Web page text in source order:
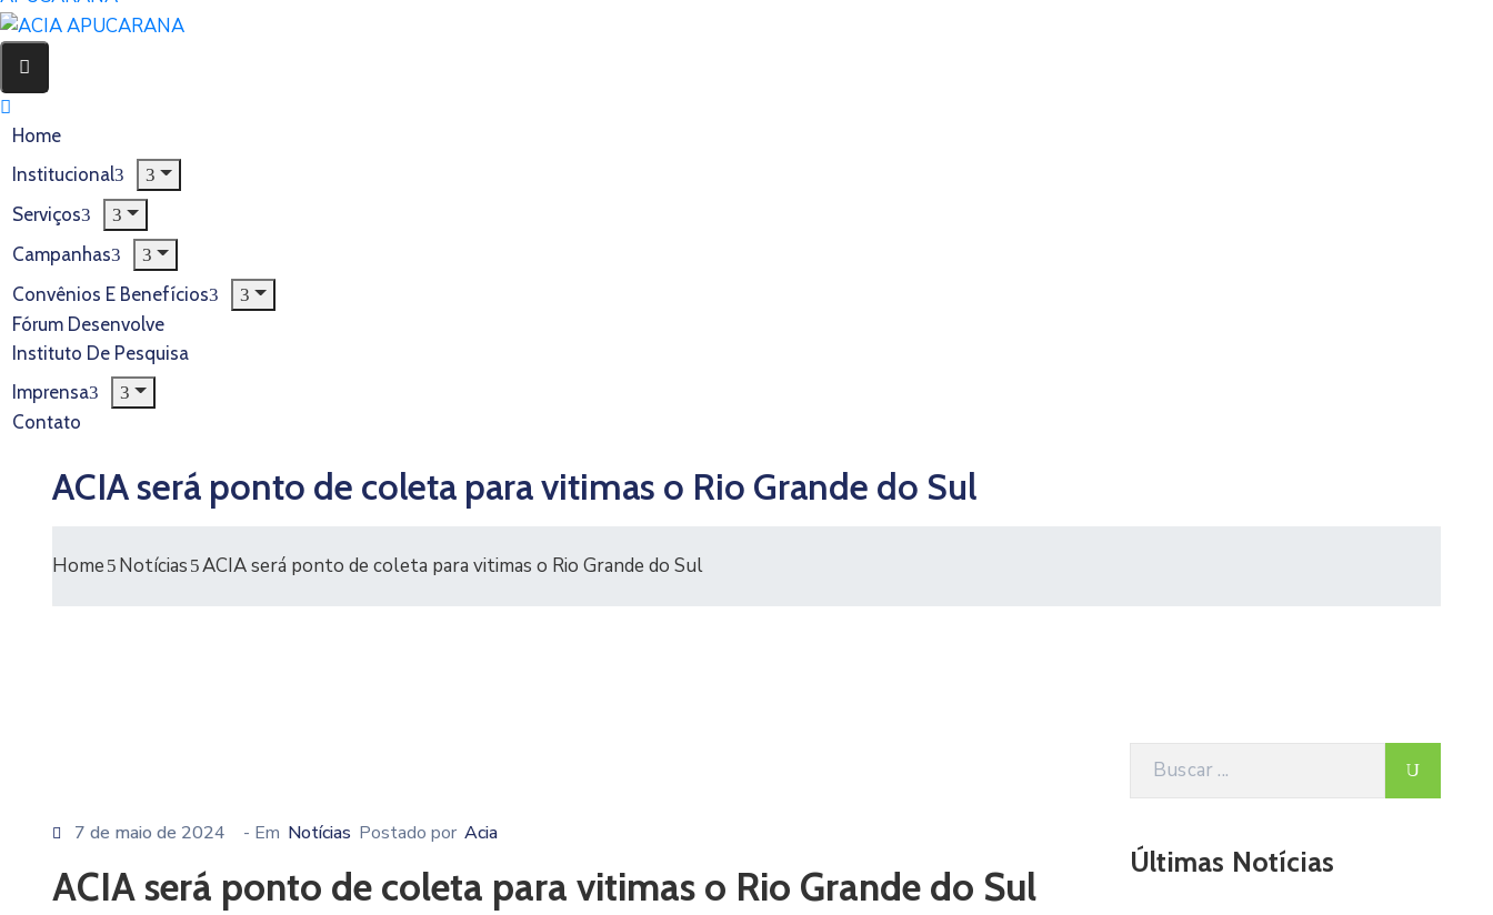
Home
Institucional
Serviços
Campanhas
Convênios E Benefícios
Fórum Desenvolve
Instituto De Pesquisa
Imprensa
Contato
ACIA será ponto de coleta para vitimas o Rio Grande do Sul
Home Notícias ACIA será ponto de coleta para vitimas o Rio Grande do Sul
7 de maio de 2024 - Em Notícias Postado por Acia
ACIA será ponto de coleta para vitimas o Rio Grande do Sul
Últimas Notícias